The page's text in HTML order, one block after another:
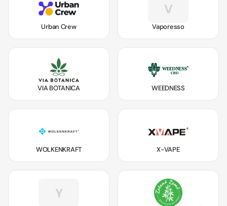
Urban Crew
V
Vaporesso
VIA BOTANICA WEEDNESS
WOLKENKRAFT X-VAPE
Y